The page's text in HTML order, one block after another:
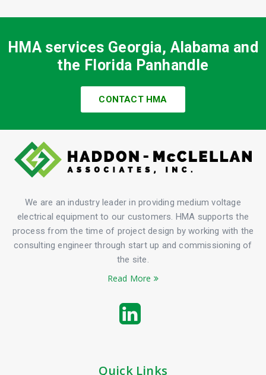
HMA services Georgia, Alabama and
the Florida Panhandle
CONTACT HMA
We are an industry leader in providing medium voltage
electrical equipment to our customers. HMA supports the
process from the time of project design by working with the
consulting engineer through start up and commissioning of
the site.
Read More
Quick Links